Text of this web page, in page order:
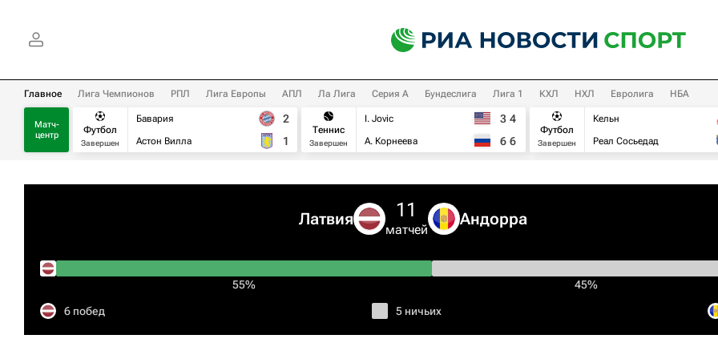
Главное Лига Чемпионов РПЛ Лига Европы АПЛ Ла Лига Серия А Бундеслига Лига 1 КХЛ НХЛ Евролига НБА
Матч-
центр
Футбол
Завершен
Бавария
Астон Вилла
2
1
Теннис
Завершен
I. Jovic
А. Корнеева
3 4
6 6
Футбол
Завершен
Кельн
Реал Сосьедад
Латвия 11
матчей
Андорра
55% 45%
6 побед 5 ничьих